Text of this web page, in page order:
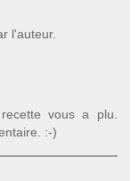
l'auteur.
vous a plu.
:-)